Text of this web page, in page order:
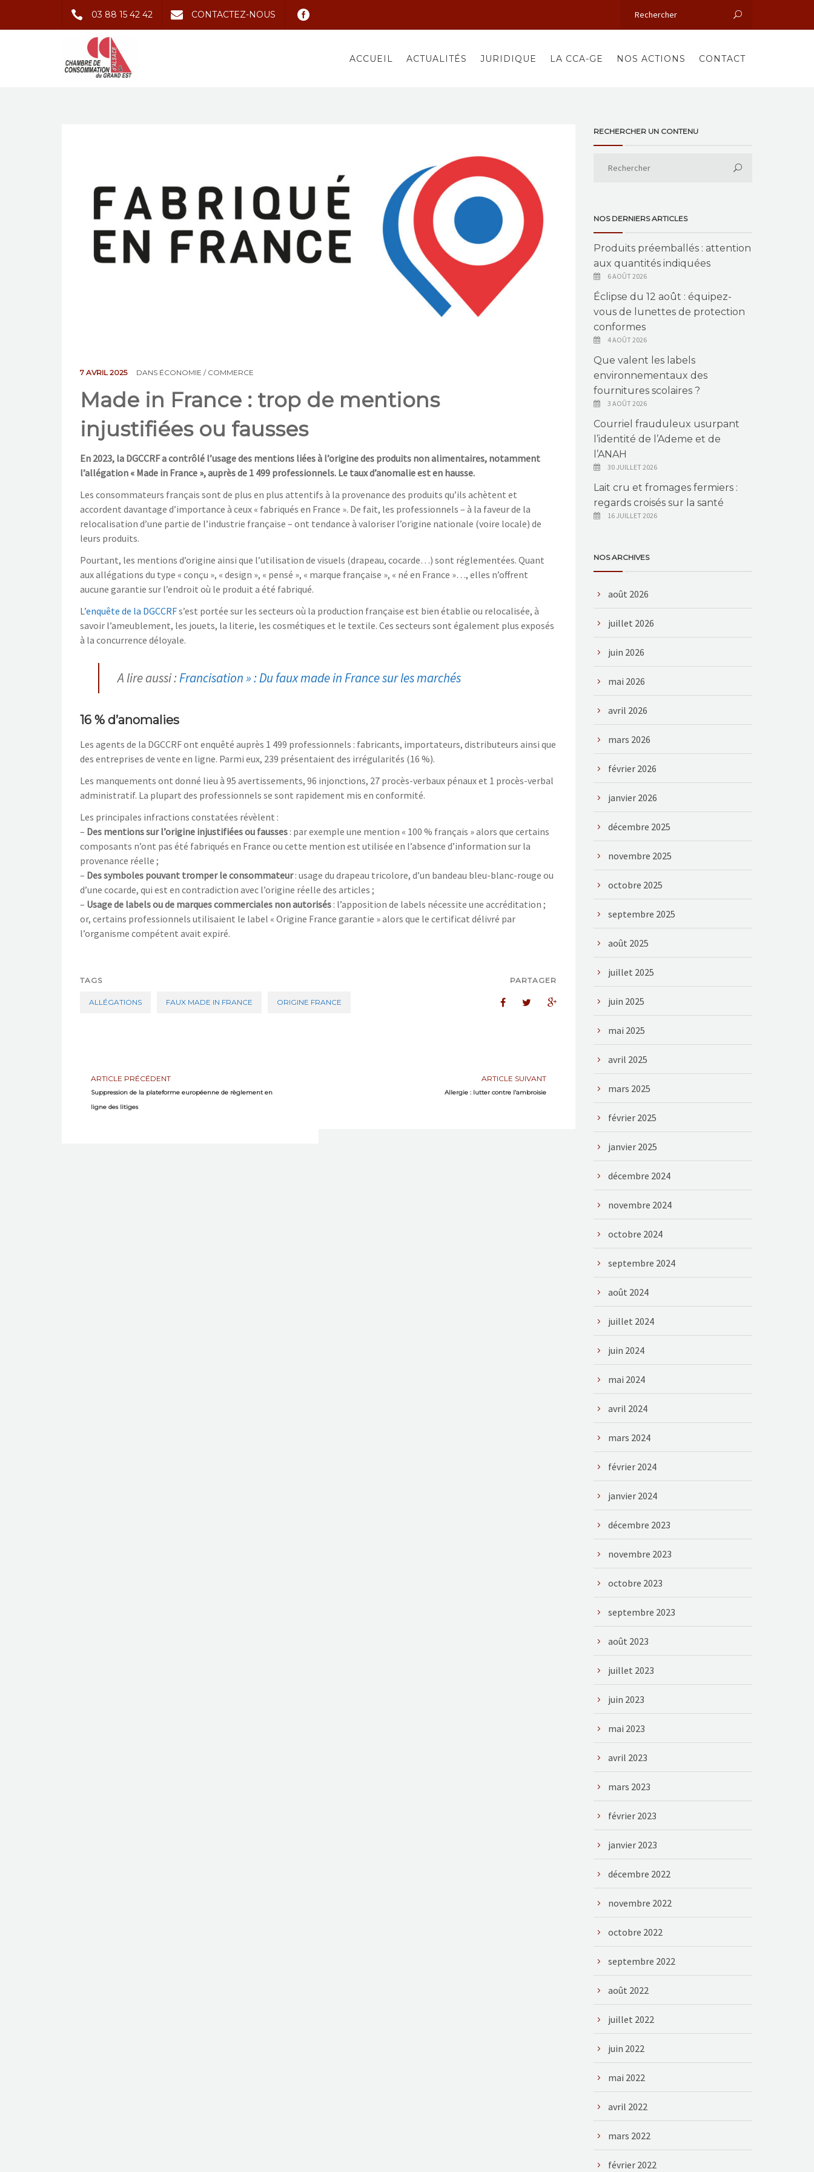
03 88 15 42 42 CONTACTEZ-NOUS
ACCUEIL ACTUALITÉS JURIDIQUE LA CCA-GE NOS ACTIONS CONTACT
7 AVRIL 2025 DANS ÉCONOMIE / COMMERCE
Made in France : trop de mentions
injustifiées ou fausses
En 2023, la DGCCRF a contrôlé l’usage des mentions liées à l’origine des produits non alimentaires, notamment
l’allégation « Made in France », auprès de 1 499 professionnels. Le taux d’anomalie est en hausse.
Les consommateurs français sont de plus en plus attentifs à la provenance des produits qu’ils achètent et
accordent davantage d’importance à ceux « fabriqués en France ». De fait, les professionnels – à la faveur de la
relocalisation d’une partie de l’industrie française – ont tendance à valoriser l’origine nationale (voire locale) de
leurs produits.
Pourtant, les mentions d’origine ainsi que l’utilisation de visuels (drapeau, cocarde…) sont réglementées. Quant
aux allégations du type « conçu », « design », « pensé », « marque française », « né en France »…, elles n’offrent
aucune garantie sur l’endroit où le produit a été fabriqué.
L’enquête de la DGCCRFs’est portée sur les secteurs où la production française est bien établie ou relocalisée, à
savoir l’ameublement, les jouets, la literie, les cosmétiques et le textile. Ces secteurs sont également plus exposés
à la concurrence déloyale.
A lire aussi :Francisation » : Du faux made in France sur les marchés
16 % d’anomalies
Les agents de la DGCCRF ont enquêté auprès 1 499 professionnels : fabricants, importateurs, distributeurs ainsi que
des entreprises de vente en ligne. Parmi eux, 239 présentaient des irrégularités (16 %).
Les manquements ont donné lieu à 95 avertissements, 96 injonctions, 27 procès-verbaux pénaux et 1 procès-verbal
administratif. La plupart des professionnels se sont rapidement mis en conformité.
Les principales infractions constatées révèlent :
– Des mentions sur l’origine injustifiées ou fausses : par exemple une mention « 100 % français » alors que certains
composants n’ont pas été fabriqués en France ou cette mention est utilisée en l’absence d’information sur la
provenance réelle ;
– Des symboles pouvant tromper le consommateur: usage du drapeau tricolore, d’un bandeau bleu-blanc-rouge ou
d’une cocarde, qui est en contradiction avec l’origine réelle des articles ;
– Usage de labels ou de marques commerciales non autorisés : l’apposition de labels nécessite une accréditation ;
or, certains professionnels utilisaient le label « Origine France garantie » alors que le certificat délivré par
l’organisme compétent avait expiré.
TAGS
ALLÉGATIONS FAUX MADE IN FRANCE ORIGINE FRANCE
PARTAGER
ARTICLE PRÉCÉDENT
Suppression de la plateforme européenne de règlement en
ligne des litiges
ARTICLE SUIVANT
Allergie : lutter contre l’ambroisie
RECHERCHER UN CONTENU
NOS DERNIERS ARTICLES
Produits préemballés : attention
aux quantités indiquées
6 AOÛT 2026
Éclipse du 12 août : équipez-
vous de lunettes de protection
conformes
4 AOÛT 2026
Que valent les labels
environnementaux des
fournitures scolaires ?
3 AOÛT 2026
Courriel frauduleux usurpant
l’identité de l’Ademe et de
l’ANAH
30 JUILLET 2026
Lait cru et fromages fermiers :
regards croisés sur la santé
16 JUILLET 2026
NOS ARCHIVES
août 2026
juillet 2026
juin 2026
mai 2026
avril 2026
mars 2026
février 2026
janvier 2026
décembre 2025
novembre 2025
octobre 2025
septembre 2025
août 2025
juillet 2025
juin 2025
mai 2025
avril 2025
mars 2025
février 2025
janvier 2025
décembre 2024
novembre 2024
octobre 2024
septembre 2024
août 2024
juillet 2024
juin 2024
mai 2024
avril 2024
mars 2024
février 2024
janvier 2024
décembre 2023
novembre 2023
octobre 2023
septembre 2023
août 2023
juillet 2023
juin 2023
mai 2023
avril 2023
mars 2023
février 2023
janvier 2023
décembre 2022
novembre 2022
octobre 2022
septembre 2022
août 2022
juillet 2022
juin 2022
mai 2022
avril 2022
mars 2022
février 2022